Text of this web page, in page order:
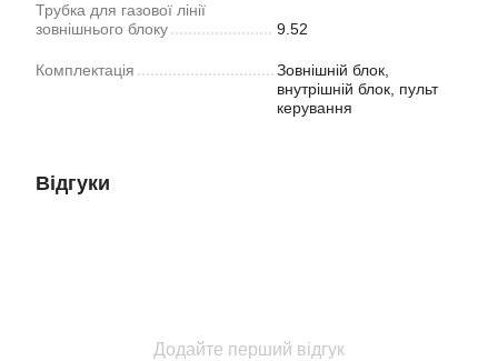
Трубка для газової лінії
зовнішнього блоку
9.52
Комплектація
Зовнішній блок,
внутрішній блок, пульт
керування
Відгуки
Додайте перший відгук